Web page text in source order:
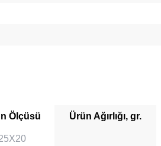
Ölçüsü Ürün Ağırlığı, gr.